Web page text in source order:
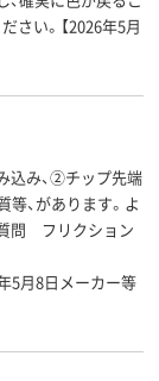
さい。【2026年5月
込み、②チップ先端
、があります。よ
問 フリクション
月8日メーカー等